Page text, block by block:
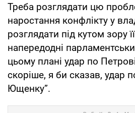
Треба розглядати цю
наростання конфлікту у
розглядати під кутом зору
напередодні
цьому плані удар по
скоріше, я би сказав, удар
Ющенку”.